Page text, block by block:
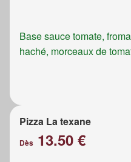
Base sauce tomate,
haché, morceaux de
Pizza La texane
Dès 13.50 €